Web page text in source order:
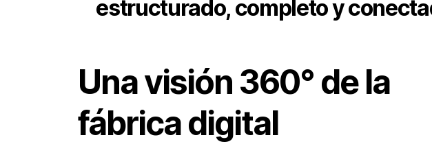
estructurado, completo y
Una visión 360° de la
fábrica digital